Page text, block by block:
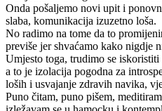
Onda pošaljemo novi upit i
slaba, komunikacija izuzetno loša.
No radimo na tome da to
previše jer shvaćamo kako nigdje
Umjesto toga, trudimo se
a to je izolacija pogodna za
loših i usvajanje zdravih navika,
Puno čitam, puno pišem,